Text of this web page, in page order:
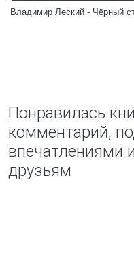
Владимир Леский - Чёрный
Понравилась
комментарий,
впечатлениями
друзьям